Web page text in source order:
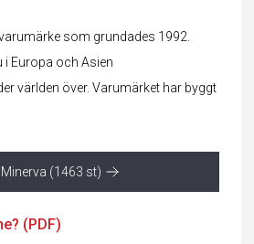
som grundades 1992.
i Europa och Asien
världen över. Varumärket har byggt
(1463 st)
(PDF)